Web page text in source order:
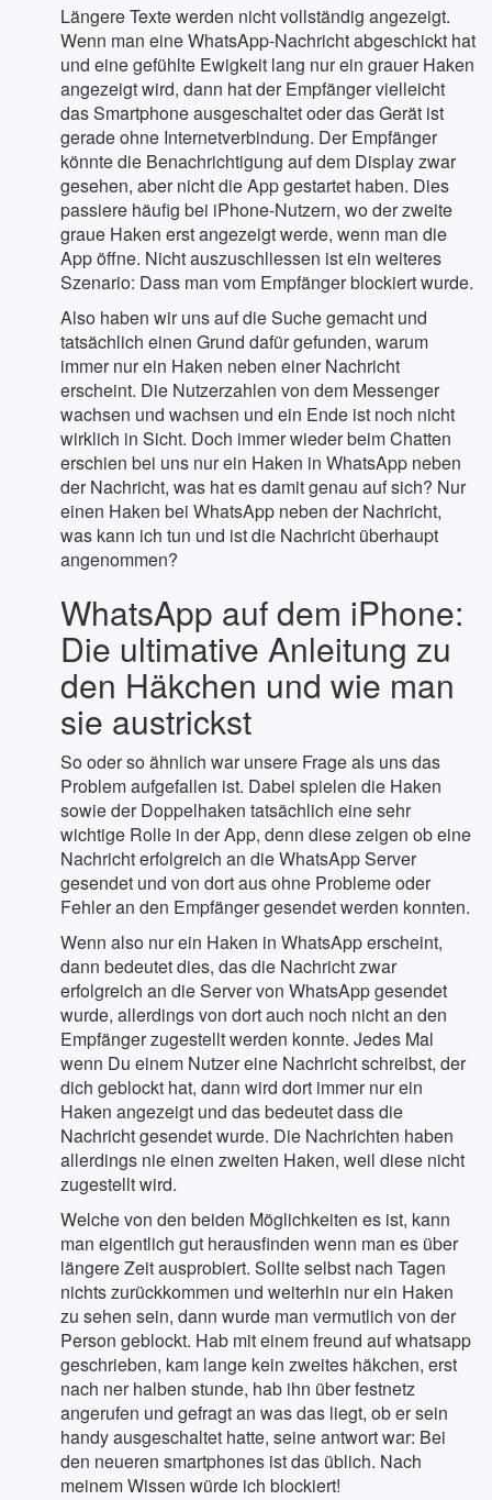
Längere Texte werden nicht vollständig angezeigt.
Wenn man eine WhatsApp-Nachricht abgeschickt hat
und eine gefühlte Ewigkeit lang nur ein grauer Haken
angezeigt wird, dann hat der Empfänger vielleicht
das Smartphone ausgeschaltet oder das Gerät ist
gerade ohne Internetverbindung. Der Empfänger
könnte die Benachrichtigung auf dem Display zwar
gesehen, aber nicht die App gestartet haben. Dies
passiere häufig bei iPhone-Nutzern, wo der zweite
graue Haken erst angezeigt werde, wenn man die
App öffne. Nicht auszuschliessen ist ein weiteres
Szenario: Dass man vom Empfänger blockiert wurde.
Also haben wir uns auf die Suche gemacht und
tatsächlich einen Grund dafür gefunden, warum
immer nur ein Haken neben einer Nachricht
erscheint. Die Nutzerzahlen von dem Messenger
wachsen und wachsen und ein Ende ist noch nicht
wirklich in Sicht. Doch immer wieder beim Chatten
erschien bei uns nur ein Haken in WhatsApp neben
der Nachricht, was hat es damit genau auf sich? Nur
einen Haken bei WhatsApp neben der Nachricht,
was kann ich tun und ist die Nachricht überhaupt
angenommen?
WhatsApp auf dem iPhone:
Die ultimative Anleitung zu
den Häkchen und wie man
sie austrickst
So oder so ähnlich war unsere Frage als uns das
Problem aufgefallen ist. Dabei spielen die Haken
sowie der Doppelhaken tatsächlich eine sehr
wichtige Rolle in der App, denn diese zeigen ob eine
Nachricht erfolgreich an die WhatsApp Server
gesendet und von dort aus ohne Probleme oder
Fehler an den Empfänger gesendet werden konnten.
Wenn also nur ein Haken in WhatsApp erscheint,
dann bedeutet dies, das die Nachricht zwar
erfolgreich an die Server von WhatsApp gesendet
wurde, allerdings von dort auch noch nicht an den
Empfänger zugestellt werden konnte. Jedes Mal
wenn Du einem Nutzer eine Nachricht schreibst, der
dich geblockt hat, dann wird dort immer nur ein
Haken angezeigt und das bedeutet dass die
Nachricht gesendet wurde. Die Nachrichten haben
allerdings nie einen zweiten Haken, weil diese nicht
zugestellt wird.
Welche von den beiden Möglichkeiten es ist, kann
man eigentlich gut herausfinden wenn man es über
längere Zeit ausprobiert. Sollte selbst nach Tagen
nichts zurückkommen und weiterhin nur ein Haken
zu sehen sein, dann wurde man vermutlich von der
Person geblockt. Hab mit einem freund auf whatsapp
geschrieben, kam lange kein zweites häkchen, erst
nach ner halben stunde, hab ihn über festnetz
angerufen und gefragt an was das liegt, ob er sein
handy ausgeschaltet hatte, seine antwort war: Bei
den neueren smartphones ist das üblich. Nach
meinem Wissen würde ich blockiert!